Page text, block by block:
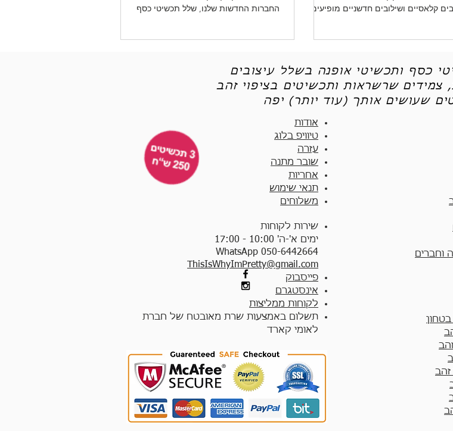
קלאסיים ושילובים חדשניים מופיעים
החברות החדשות שלנו, שלל תכשיטי כסף
כסף ותכשיטי אופנה בשלל עיצובים
שרשראות ותכשיטים בציפוי זהב
אודות
טיוויפ בלוג
עזרה
שובר מתנה
אחריות
תנאי שימוש
משלוחים
שירות לקוחות
ימים א'-ה' 10:00 - 17:00
WhatsApp 050-6442664
ThisIsWhyImPretty@gmail.com
פייסבוק
אינסטגרם
לקוחות ממליצות
תשלום באמצעות שרת מאובטח של חברת
לאומי קארד
וחברים
זהב